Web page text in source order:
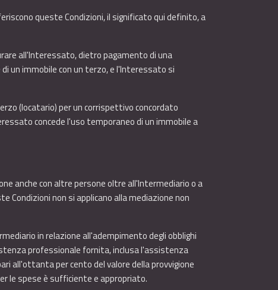
queste Condizioni, il significato qui definito, a
all'Interessato, dietro pagamento di una
un immobile con un terzo, e l'Interessato si
(locatario) per un corrispettivo concordato
concede l'uso temporaneo di un immobile a
anche con altre persone oltre all'Intermediario o a
Condizioni non si applicano alla mediazione non
in relazione all'adempimento degli obblighi
professionale fornita, inclusa l'assistenza
all'ottanta per cento del valore della provvigione
le spese è sufficiente e appropriato.